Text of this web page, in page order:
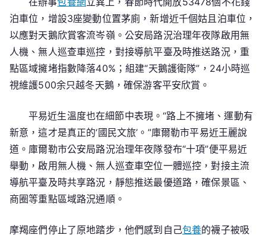
泊車位，增設3座變動位置茅廁，新增近千個姑且泊車位，
以應對天鵝欣賞客流岑嶺。公安局路況治理年夜隊啟用無
人機、無人巡查車巡控，對接導航平臺及時推送路況，重
點區域擁堵指數降落40%；組建“天鵝護衛隊”，24小時巡
視維護500余只越冬天鵝，確保游客平安欣賞。
平易近生溫度也在細節中表現。“路上不擁堵、運動有
新意，這才是真正的‘國民文旅’。”庫爾勒市平易近王麗說
道。庫爾勒市公安局路況治理年夜隊發布“十項”便平易近
舉動，啟用無人機、無人巡查車空位一體巡控，對接主流
導航平臺及時共享路況，靜態推送最優道路，確保景區、
商圈等重點區域路況通順。
摩羯座們停止了原地踏步，他們感到自己包養的襪子被吸